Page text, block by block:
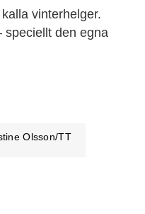
vinterhelger.
speciellt den egna
Olsson/TT